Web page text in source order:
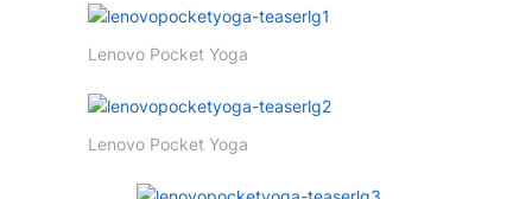
Lenovo Pocket Yoga
Lenovo Pocket Yoga